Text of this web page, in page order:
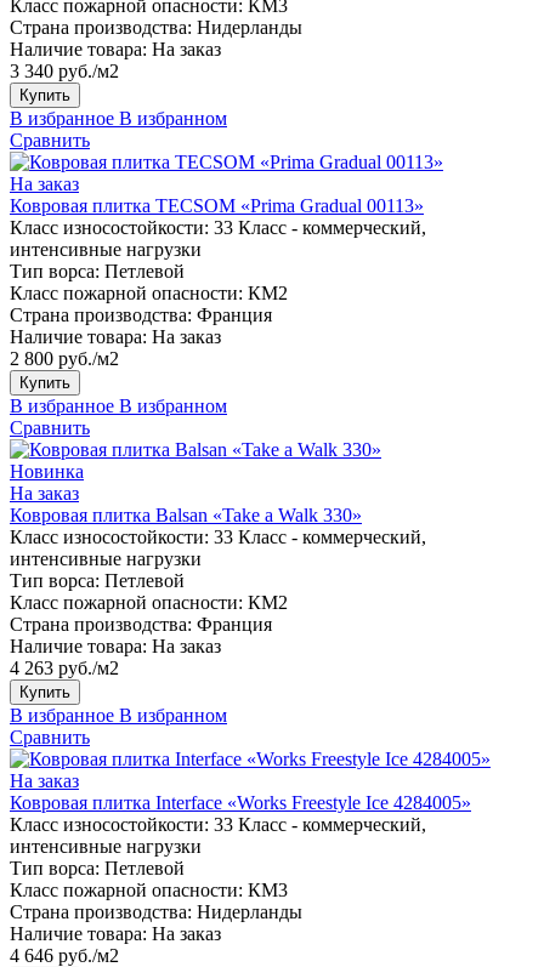
Класс пожарной опасности: КМ3
Страна производства: Нидерланды
Наличие товара: На заказ
3 340 руб./м2
Купить
В избранное В избранном
Сравнить
На заказ
Ковровая плитка TECSOM «Prima Gradual 00113»
Класс износостойкости: 33 Класс - коммерческий,
интенсивные нагрузки
Тип ворса: Петлевой
Класс пожарной опасности: КМ2
Страна производства: Франция
Наличие товара: На заказ
2 800 руб./м2
Купить
В избранное В избранном
Сравнить
Новинка
На заказ
Ковровая плитка Balsan «Take a Walk 330»
Класс износостойкости: 33 Класс - коммерческий,
интенсивные нагрузки
Тип ворса: Петлевой
Класс пожарной опасности: КМ2
Страна производства: Франция
Наличие товара: На заказ
4 263 руб./м2
Купить
В избранное В избранном
Сравнить
На заказ
Ковровая плитка Interface «Works Freestyle Ice 4284005»
Класс износостойкости: 33 Класс - коммерческий,
интенсивные нагрузки
Тип ворса: Петлевой
Класс пожарной опасности: КМ3
Страна производства: Нидерланды
Наличие товара: На заказ
4 646 руб./м2